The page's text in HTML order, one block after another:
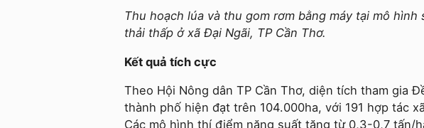
Thu hoạch lúa và thu gom rơm bằng máy tại mô
thải thấp ở xã Đại Ngãi, TP Cần Thơ.
Kết quả tích cực
Theo Hội Nông dân TP Cần Thơ, diện tích tham gia
thành phố hiện đạt trên 104.000ha, với 191 hợp tác
Các mô hình thí điểm năng suất tăng từ 0,3-0,7 tấn/